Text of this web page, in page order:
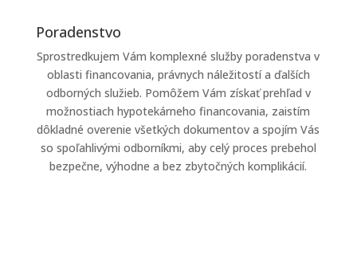
Poradenstvo
Sprostredkujem Vám komplexné služby poradenstva v
oblasti financovania, právnych náležitostí a ďalších
odborných služieb. Pomôžem Vám získať prehľad v
možnostiach hypotekárneho financovania, zaistím
dôkladné overenie všetkých dokumentov a spojím Vás
so spoľahlivými odborníkmi, aby celý proces prebehol
bezpečne, výhodne a bez zbytočných komplikácií.